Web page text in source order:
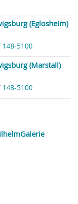
(Eglosheim)
148-5100
(Marstall)
148-5100